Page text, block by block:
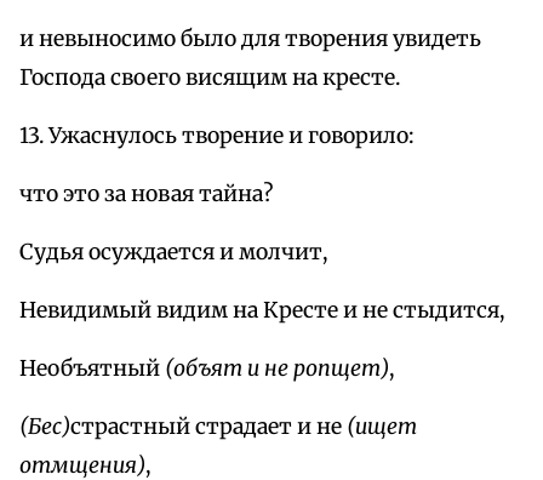
и невыносимо было для творения увидеть
Господа своего висящим на кресте.
13. Ужаснулось творение и говорило:
что это за новая тайна?
Судья осуждается и молчит,
Невидимый видим на Кресте и не стыдится,
Необъятный (объят и не ропщет),
(Бес)страстный страдает и не (ищет
отмщения),